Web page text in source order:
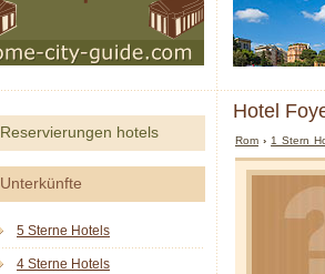
Hotel
Rom › 1 Stern
Reservierungen hotels
Unterkünfte
5 Sterne Hotels
4 Sterne Hotels